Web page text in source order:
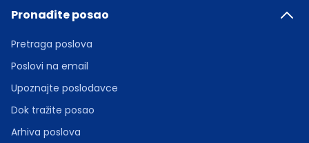
Pronađite posao
Pretraga poslova
Poslovi na email
Upoznajte poslodavce
Dok tražite posao
Arhiva poslova